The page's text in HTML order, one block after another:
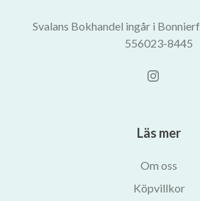
Svalans Bokhandel ingår i
556023-8445
Läs mer
Om oss
Köpvillkor